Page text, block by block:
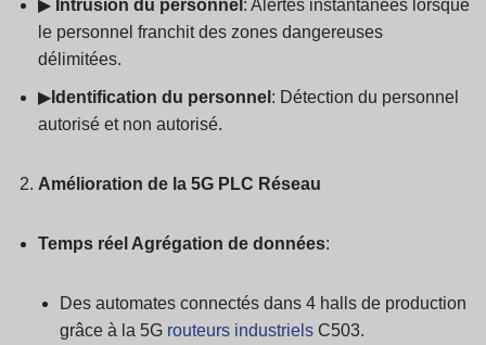
▶ Intrusion du personnel : Alertes instantanées lorsque
le personnel franchit des zones dangereuses
délimitées.
▶ Identification du personnel : Détection du personnel
autorisé et non autorisé.
Amélioration de la 5G PLC Réseau
Temps réel Agrégation de données:
Des automates connectés dans 4 halls de production
grâce à la 5G routeurs industriels C503.